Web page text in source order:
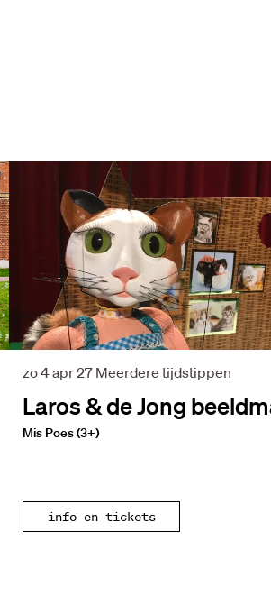
Laros & de Jong
Mis Poes (3+)
zo 4 apr 27 Meerdere tijdstippen
info en tickets